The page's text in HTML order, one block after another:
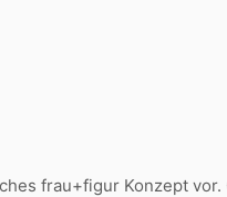
frau+figur Konzept